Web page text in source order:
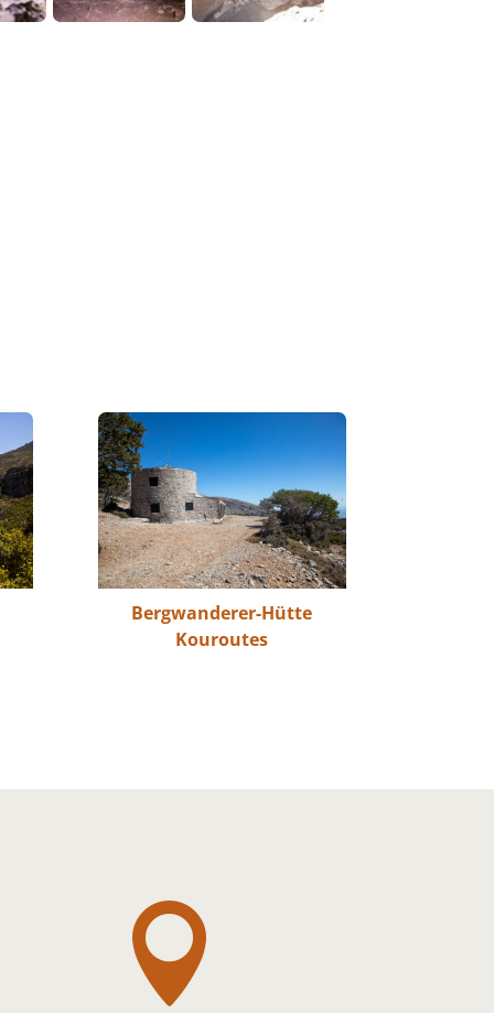
Bergwanderer-Hütte
Kouroutes
